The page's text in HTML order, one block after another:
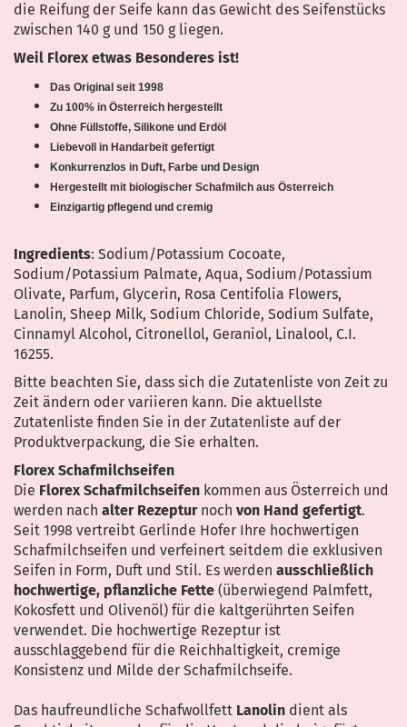
die Reifung der Seife kann das Gewicht des Seifenstücks
zwischen 140 g und 150 g liegen.
Weil Florex etwas Besonderes ist!
Das Original seit 1998
Zu 100% in Österreich hergestellt
Ohne Füllstoffe, Silikone und Erdöl
Liebevoll in Handarbeit gefertigt
Konkurrenzlos in Duft, Farbe und Design
Hergestellt mit biologischer Schafmilch aus Österreich
Einzigartig pflegend und cremig
Ingredients: Sodium/Potassium Cocoate,
Sodium/Potassium Palmate, Aqua, Sodium/Potassium
Olivate, Parfum, Glycerin, Rosa Centifolia Flowers,
Lanolin, Sheep Milk, Sodium Chloride, Sodium Sulfate,
Cinnamyl Alcohol, Citronellol, Geraniol, Linalool, C.I.
16255.
Bitte beachten Sie, dass sich die Zutatenliste von Zeit zu
Zeit ändern oder variieren kann. Die aktuellste
Zutatenliste finden Sie in der Zutatenliste auf der
Produktverpackung, die Sie erhalten.
Florex Schafmilchseifen
Die Florex Schafmilchseifen kommen aus Österreich und
werden nach alter Rezeptur noch von Hand gefertigt.
Seit 1998 vertreibt Gerlinde Hofer Ihre hochwertigen
Schafmilchseifen und verfeinert seitdem die exklusiven
Seifen in Form, Duft und Stil. Es werden ausschließlich
hochwertige, pflanzliche Fette (überwiegend Palmfett,
Kokosfett und Olivenöl) für die kaltgerührten Seifen
verwendet. Die hochwertige Rezeptur ist
ausschlaggebend für die Reichhaltigkeit, cremige
Konsistenz und Milde der Schafmilchseife.
Das haufreundliche Schafwollfett Lanolin dient als